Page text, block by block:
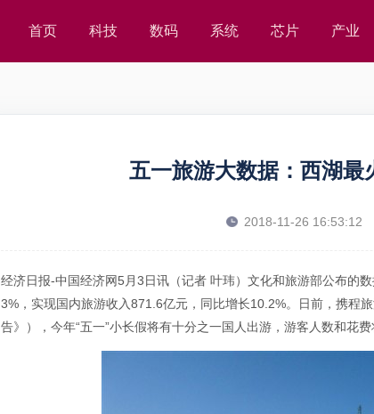
首页 科技 数码 系统 芯片 产业
五一旅游大数据：西湖最
2018-11-26 16:53:12
经济日报-中国经济网5月3日讯（记者 叶玮）文化和旅游部公布的
3%，实现国内旅游收入871.6亿元，同比增长10.2%。日前，携程
告》），今年“五一”小长假将有十分之一国人出游，游客人数和花费